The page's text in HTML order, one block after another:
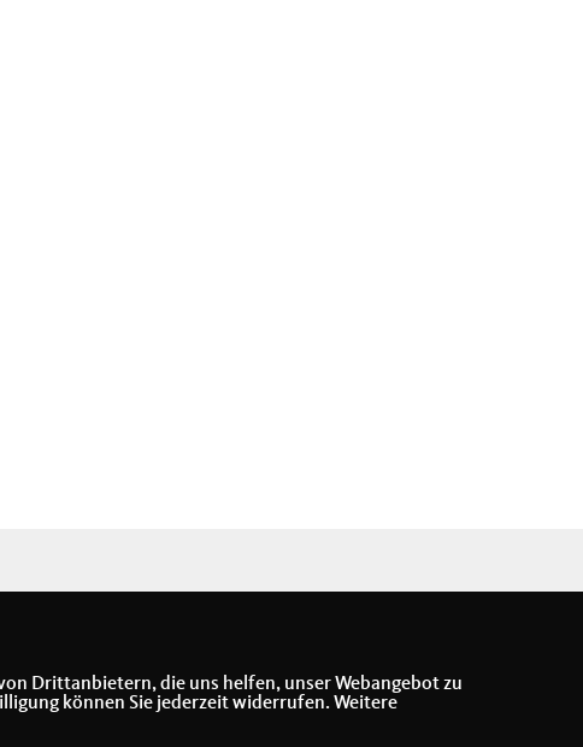
Drittanbietern, die uns helfen, unser Webangebot zu
können Sie jederzeit widerrufen. Weitere